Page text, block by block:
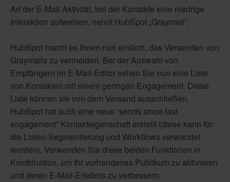
Art der E-Mail Aktivität, bei der Kontakte eine niedrige
Interaktion aufweisen, nennt HubSpot „Graymail“.
HubSpot macht es Ihnen nun einfach, das Versenden von
Graymails zu vermeiden. Bei der Auswahl von
Empfängern im E-Mail-Editor sehen Sie nun eine Liste
von Kontakten mit einem geringen Engagement. Diese
Liste können sie von dem Versand ausschließen.
HubSpot hat auch eine neue “sends since last
engagement” Kontakteigenschaft erstellt (diese kann für
die Listen-Segmentierung und Workflows verwendet
werden). Verwenden Sie diese beiden Funktionen in
Kombination, um Ihr vorhandenes Publikum zu aktivieren
und deren E-Mail-Erlebnis zu verbessern.